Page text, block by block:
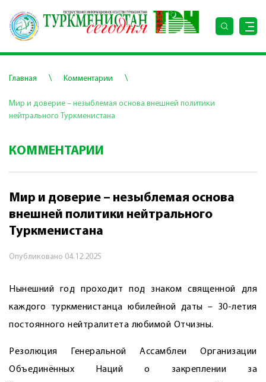
Главная \ Комментарии \
Мир и доверие – незыблемая основа внешней политики
нейтрального Туркменистана
КОММЕНТАРИИ
Мир и доверие – незыблемая основа
внешней политики нейтрального
Туркменистана
Опубликовано 04.12.2025
Нынешний год проходит под знаком священной для
каждого туркменистанца юбилейной даты – 30-летия
постоянного нейтралитета любимой Отчизны.
Резолюция Генеральной Ассамблеи Организации
Объединённых Наций о закреплении за